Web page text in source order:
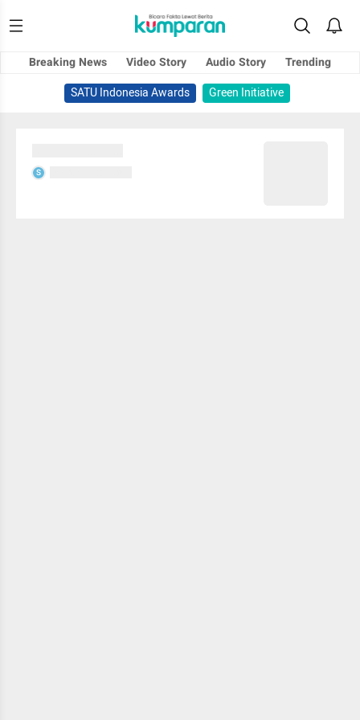
Breaking News Video Story Audio Story
Trending
SATU Indonesia Awards
Green Initiative
S